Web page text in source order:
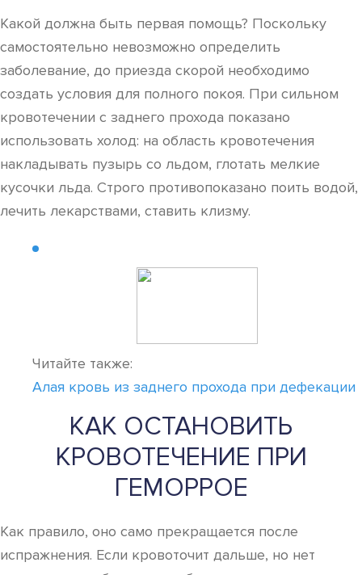
Какой должна быть первая помощь? Поскольку
самостоятельно невозможно определить
заболевание, до приезда скорой необходимо
создать условия для полного покоя. При сильном
кровотечении с заднего прохода показано
использовать холод: на область кровотечения
накладывать пузырь со льдом, глотать мелкие
кусочки льда. Строго противопоказано поить водой,
лечить лекарствами, ставить клизму.
Читайте также:
Алая кровь из заднего прохода при дефекации
КАК ОСТАНОВИТЬ
КРОВОТЕЧЕНИЕ ПРИ
ГЕМОРРОЕ
Как правило, оно само прекращается после
испражнения. Если кровоточит дальше, но нет